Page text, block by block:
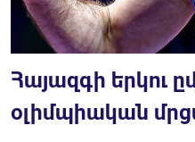
Հայազգի երկու
օլիմպիական